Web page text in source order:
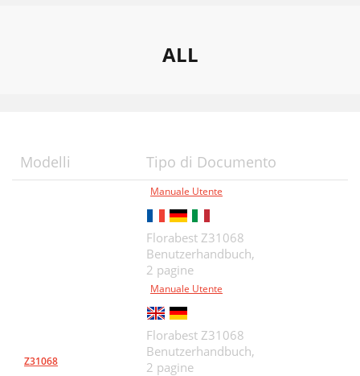
ALL
Modelli Tipo di Documento
Z31068
Manuale Utente
Florabest Z31068
Benutzerhandbuch,
2 pagine
Manuale Utente
Florabest Z31068
Benutzerhandbuch,
2 pagine